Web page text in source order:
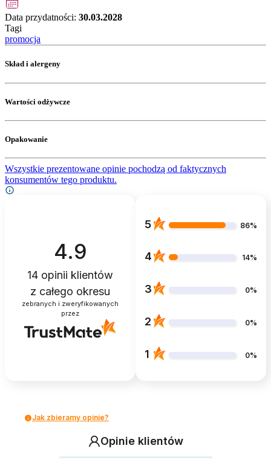
Data przydatności: 30.03.2028
Tagi
promocja
Skład i alergeny
Wartości odżywcze
Opakowanie
Wszystkie prezentowane opinie pochodzą od faktycznych
konsumentów tego produktu.
4.9
14 opinii klientów
z całego okresu
zebranych i zweryfikowanych
przez
5 86%
4 14%
3 0%
2 0%
1 0%
Jak zbieramy opinie?
Opinie klientów